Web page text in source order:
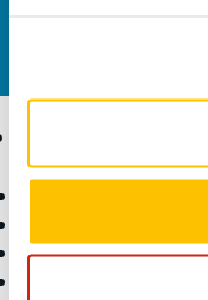
Abrazivi și compuși